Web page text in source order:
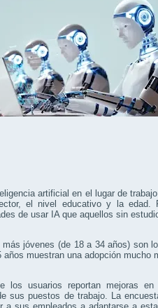
artificial en el lugar de
el nivel educativo y la edad.
de usar IA que aquellos sin
jóvenes (de 18 a 34 años) son
muestran una adopción mucho
usuarios reportan mejoras en
sus puestos de trabajo. La